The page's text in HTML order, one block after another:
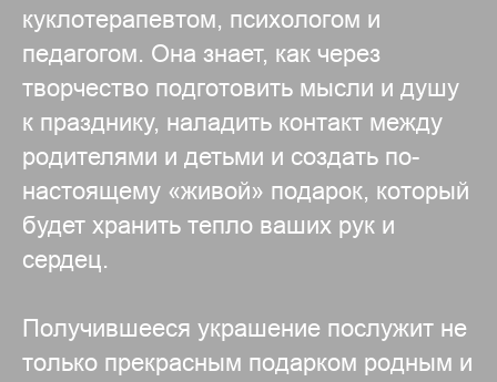
куклотерапевтом, психологом и
педагогом. Она знает, как через
творчество подготовить мысли и душу
к празднику, наладить контакт между
родителями и детьми и создать по-
настоящему «живой» подарок, который
будет хранить тепло ваших рук и
сердец.
Получившееся украшение послужит не
только прекрасным подарком родным и